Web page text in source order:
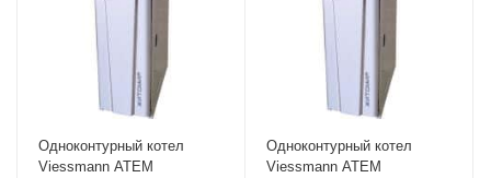
Одноконтурный котел
Viessmann ATEM
Одноконтурный котел
Viessmann ATEM